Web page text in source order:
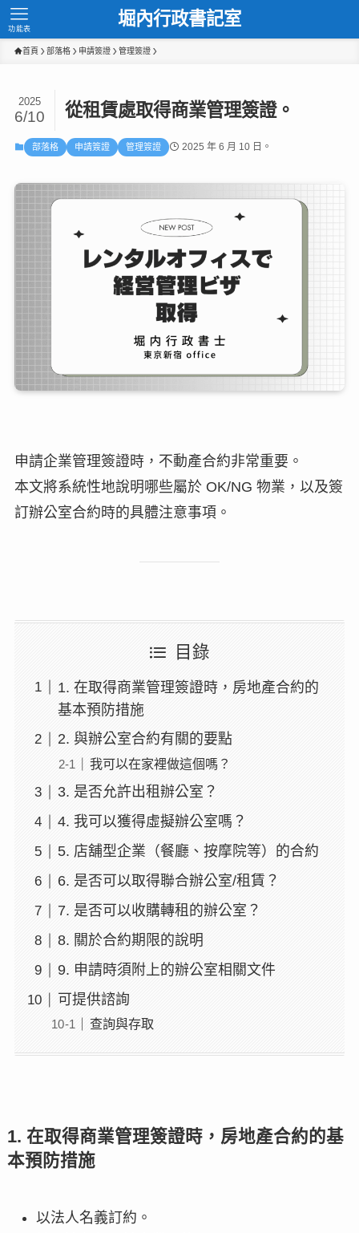
堀內行政書記室
功能表
首頁 部落格 申請簽證 管理簽證
從租賃處取得商業管理簽證。
2025
6/10
部落格 申請簽證 管理簽證 2025 年 6 月 10 日。
申請企業管理簽證時，不動產合約非常重要。
本文將系統性地說明哪些屬於 OK/NG 物業，以及簽
訂辦公室合約時的具體注意事項。
目錄
1. 在取得商業管理簽證時，房地產合約的
基本預防措施
2. 與辦公室合約有關的要點
我可以在家裡做這個嗎？
3. 是否允許出租辦公室？
4. 我可以獲得虛擬辦公室嗎？
5. 店舖型企業（餐廳、按摩院等）的合約
6. 是否可以取得聯合辦公室/租賃？
7. 是否可以收購轉租的辦公室？
8. 關於合約期限的說明
9. 申請時須附上的辦公室相關文件
可提供諮詢
查詢與存取
1. 在取得商業管理簽證時，房地產合約的基
本預防措施
以法人名義訂約。